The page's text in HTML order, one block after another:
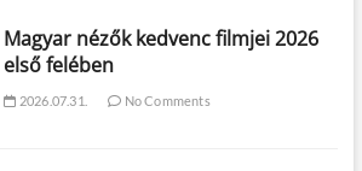
Magyar nézők kedvenc filmjei 2026
első felében
2026.07.31. No Comments